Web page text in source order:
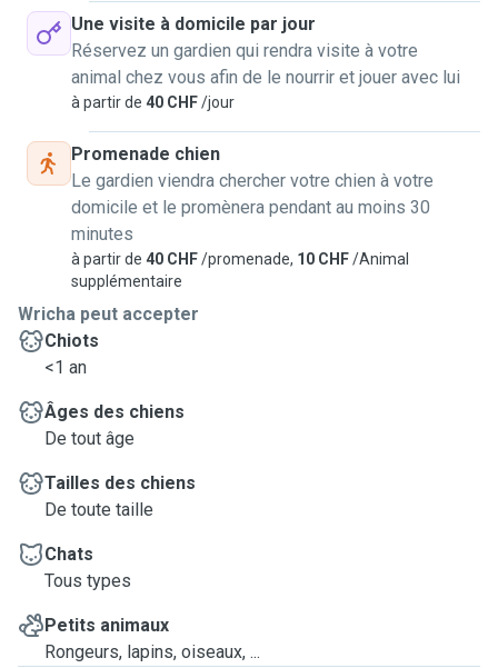
Une visite à domicile par jour
Réservez un gardien qui rendra visite à votre
animal chez vous afin de le nourrir et jouer avec lui
à partir de 40 CHF/jour
Promenade chien
Le gardien viendra chercher votre chien à votre
domicile et le promènera pendant au moins 30
minutes
à partir de 40 CHF/promenade, 10 CHF/Animal
supplémentaire
Wricha peut accepter
Chiots
<1 an
Âges des chiens
De tout âge
Tailles des chiens
De toute taille
Chats
Tous types
Petits animaux
Rongeurs, lapins, oiseaux, ...